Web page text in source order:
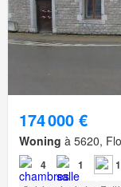
174 000 €
Woning à 5620,
4 1